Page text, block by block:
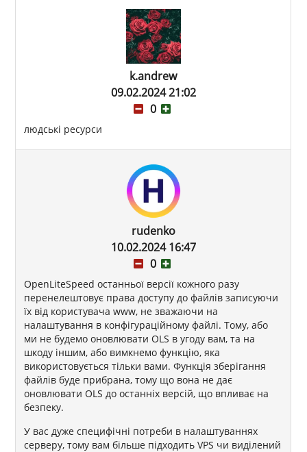
k.andrew
09.02.2024 21:02
0
людські ресурси
rudenko
10.02.2024 16:47
0
OpenLiteSpeed останньої версії кожного разу
перенелештовує права доступу до файлів записуючи
їх від користувача www, не зважаючи на
налаштування в конфігураційному файлі. Тому, або
ми не будемо оновлювати OLS в угоду вам, та на
шкоду іншим, або вимкнемо функцію, яка
використовується тільки вами. Функція зберігання
файлів буде прибрана, тому що вона не дає
оновлювати OLS до останніх версій, що впливає на
безпеку.
У вас дуже специфічні потреби в налаштуваннях
серверу, тому вам більше підходить VPS чи виділений